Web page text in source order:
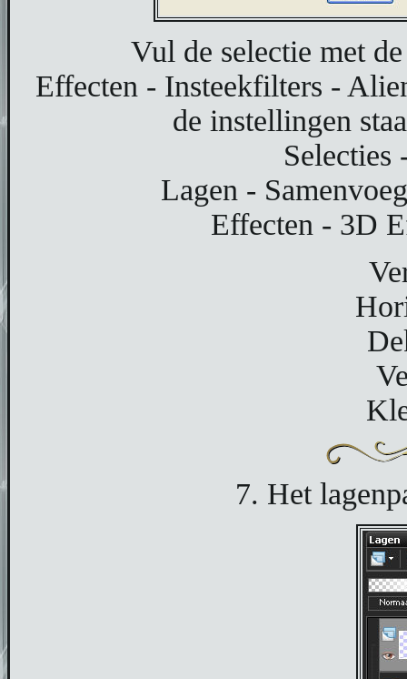
Vul de selectie met
Effecten - Insteekfilters -
de instellingen
Selecties
Lagen -
Effecten - 3D
7. Het